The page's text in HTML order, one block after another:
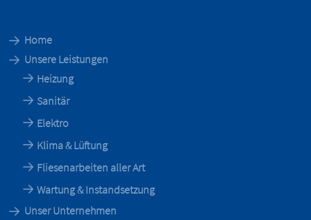
Home
Unsere Leistungen
Heizung
Sanitär
Elektro
Klima & Lüftung
Fliesenarbeiten aller Art
Wartung & Instandsetzung
Unser Unternehmen